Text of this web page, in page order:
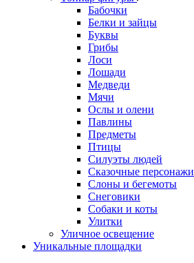
Бабочки
Белки и зайцы
Буквы
Грибы
Лоси
Лошади
Медведи
Мячи
Ослы и олени
Павлины
Предметы
Птицы
Силуэты людей
Сказочные персонажи
Слоны и бегемоты
Снеговики
Собаки и коты
Улитки
Уличное освещение
Уникальные площадки